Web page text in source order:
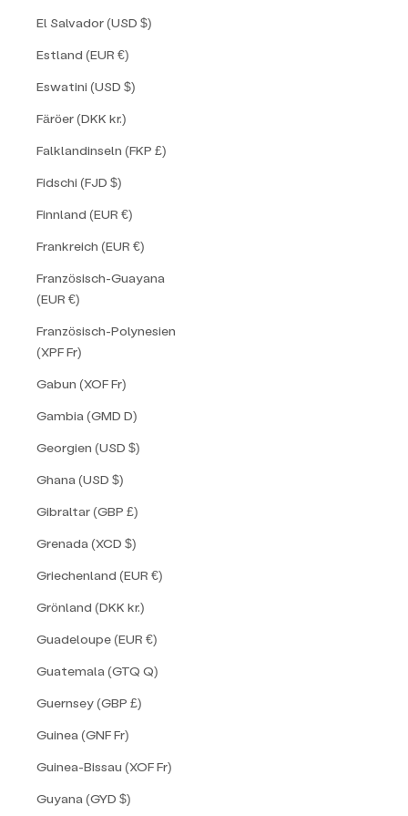
El Salvador (USD $)
Estland (EUR €)
Eswatini (USD $)
Färöer (DKK kr.)
Falklandinseln (FKP £)
Fidschi (FJD $)
Finnland (EUR €)
Frankreich (EUR €)
Französisch-Guayana
(EUR €)
Französisch-Polynesien
(XPF Fr)
Gabun (XOF Fr)
Gambia (GMD D)
Georgien (USD $)
Ghana (USD $)
Gibraltar (GBP £)
Grenada (XCD $)
Griechenland (EUR €)
Grönland (DKK kr.)
Guadeloupe (EUR €)
Guatemala (GTQ Q)
Guernsey (GBP £)
Guinea (GNF Fr)
Guinea-Bissau (XOF Fr)
Guyana (GYD $)